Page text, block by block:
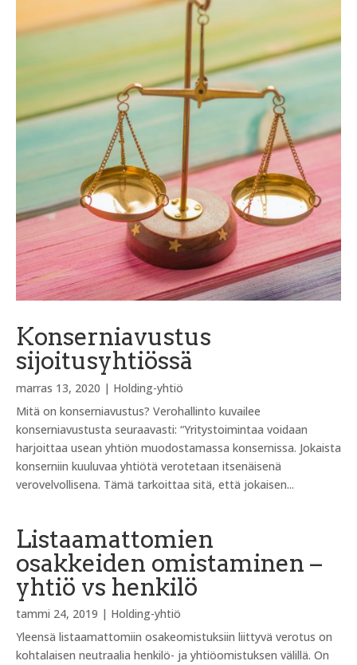
Konserniavustus
sijoitusyhtiössä
marras 13, 2020 | Holding-yhtiö
Mitä on konserniavustus? Verohallinto kuvailee
konserniavustusta seuraavasti: “Yritystoimintaa voidaan
harjoittaa usean yhtiön muodostamassa konsernissa. Jokaista
konserniin kuuluvaa yhtiötä verotetaan itsenäisenä
verovelvollisena. Tämä tarkoittaa sitä, että jokaisen...
Listaamattomien
osakkeiden omistaminen –
yhtiö vs henkilö
tammi 24, 2019 | Holding-yhtiö
Yleensä listaamattomiin osakeomistuksiin liittyvä verotus on
kohtalaisen neutraalia henkilö- ja yhtiöomistuksen välillä. On